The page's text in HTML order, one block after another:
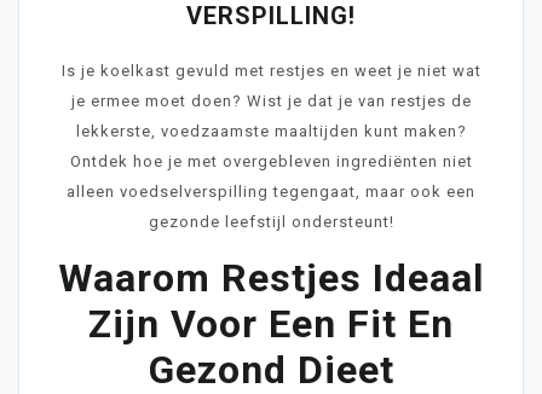
VERSPILLING!
Is je koelkast gevuld met restjes en weet je niet wat
je ermee moet doen? Wist je dat je van restjes de
lekkerste, voedzaamste maaltijden kunt maken?
Ontdek hoe je met overgebleven ingrediënten niet
alleen voedselverspilling tegengaat, maar ook een
gezonde leefstijl ondersteunt!
Waarom Restjes Ideaal
Zijn Voor Een Fit En
Gezond Dieet